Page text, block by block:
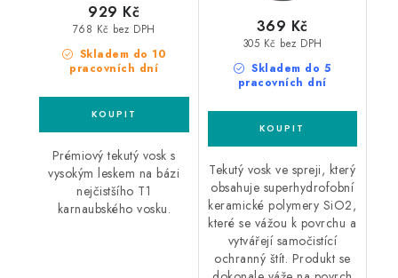
Skladem do 10
pracovních dní
768 Kč bez DPH
929 Kč
Prémiový tekutý vosk s
vysokým leskem na bázi
nejčistšího T1
karnaubského vosku.
Skladem do 5
pracovních dní
305 Kč bez DPH
369 Kč
Tekutý vosk ve spreji, který
obsahuje superhydrofobní
keramické polymery SiO2,
které se vážou k povrchu a
vytvářejí samočistící
ochranný štít. Produkt se